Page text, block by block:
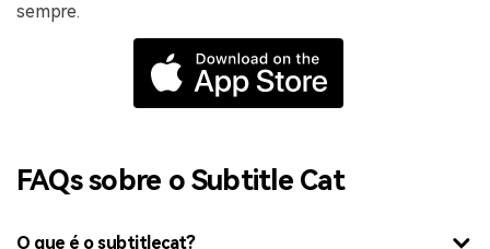
sempre.
FAQs sobre o Subtitle Cat
O que é o subtitlecat?